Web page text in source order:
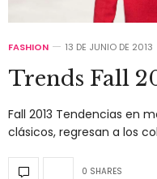
FASHION 13 DE JUNIO DE 2013
Trends Fall
Fall 2013 Tendencias en
clásicos, regresan a los
0 SHARES